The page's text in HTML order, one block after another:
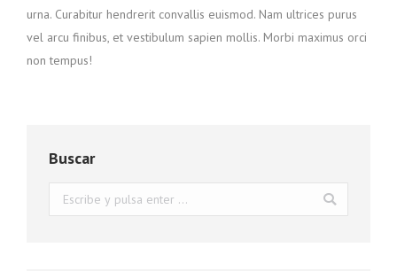
urna. Curabitur hendrerit convallis euismod. Nam ultrices purus
vel arcu finibus, et vestibulum sapien mollis. Morbi maximus orci
non tempus!
Buscar
Buscar: